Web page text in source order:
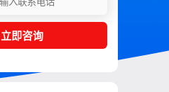
立即咨询